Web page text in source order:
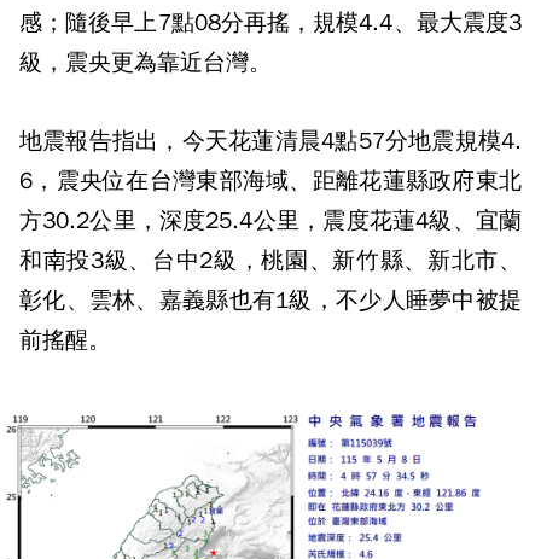
感；隨後早上7點08分再搖，規模4.4、最大震度3
級，震央更為靠近台灣。
地震報告指出，今天花蓮清晨4點57分地震規模4.
6，震央位在台灣東部海域、距離花蓮縣政府東北
方30.2公里，深度25.4公里，震度花蓮4級、宜蘭
和南投3級、台中2級，桃園、新竹縣、新北市、
彰化、雲林、嘉義縣也有1級，不少人睡夢中被提
前搖醒。